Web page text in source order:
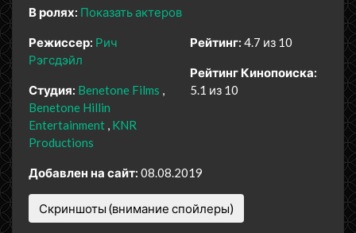
В ролях: Показать актеров
Режиссер: Рич
Рэгсдэйл
Студия: Benetone Films
Benetone Hillin
Entertainment KNR
Productions
Рейтинг: 4.7 из 10
Рейтинг Кинопоиска:
5.1 из 10
Добавлен на сайт: 08.08.2019
Скриншоты (внимание спойлеры)